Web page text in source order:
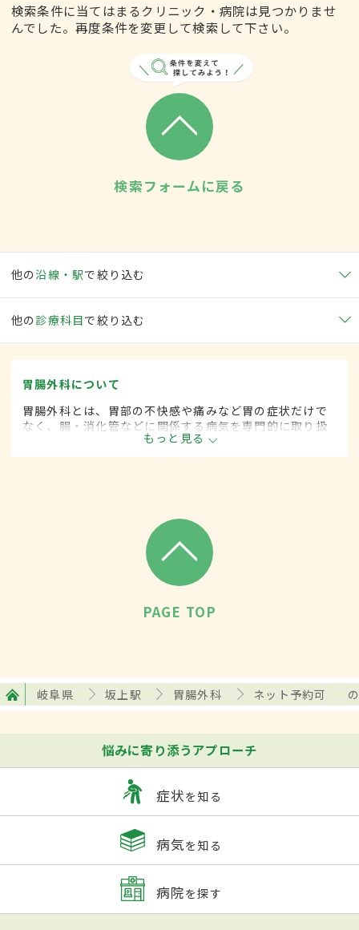
検索条件に当てはまるクリニック・病院は見つかりませ
んでした。再度条件を変更して検索して下さい。
検索フォームに戻る
他の沿線・駅で絞り込む
他の 診療科目で絞り込む
胃腸外科について
胃腸外科とは、胃部の不快感や痛みなど胃の症状だけで
なく、腸・消化管などに関係する病気を専門的に取り扱
う外科の一領域です。平成20年4月の制度改正前は、胃
腸科と呼ばれていました。
もっと見る
PAGE TOP
岐阜県 坂上駅 胃腸外科 ネット予約可
悩みに寄り添うアプローチ
症状を知る
病気を知る
病院を探す